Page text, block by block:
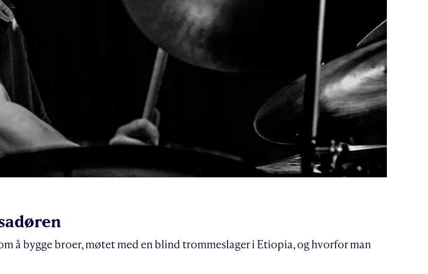
å bygge broer, møtet med en blind trommeslager i Etiopia, og hvorfor man